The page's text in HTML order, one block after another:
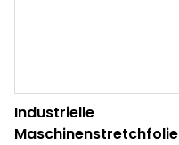
Industrielle
Maschinenstretchfolie